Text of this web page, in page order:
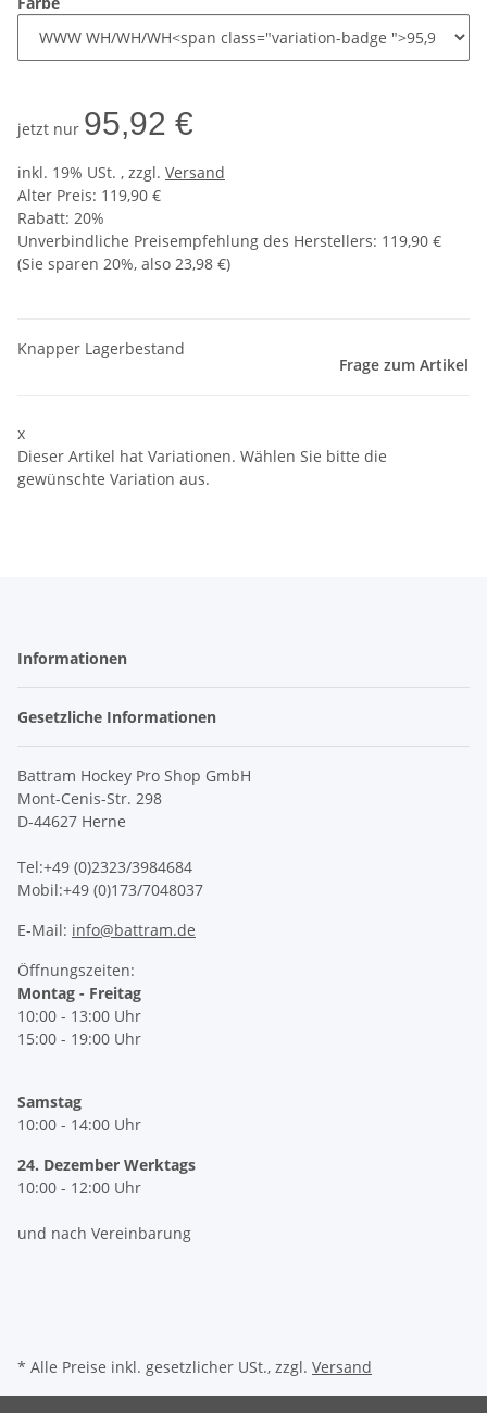
jetzt nur 95,92 €
inkl. 19% USt. , zzgl. Versand
Alter Preis: 119,90 €
Rabatt: 20%
Unverbindliche Preisempfehlung des Herstellers: 119,90 €
(Sie sparen 20%, also 23,98 €)
Knapper Lagerbestand
Frage zum Artikel
x
Dieser Artikel hat Variationen. Wählen Sie bitte die
gewünschte Variation aus.
Informationen
Gesetzliche Informationen
Battram Hockey Pro Shop GmbH
Mont-Cenis-Str. 298
D-44627 Herne
Tel:+49 (0)2323/3984684
Mobil:+49 (0)173/7048037
E-Mail: info@battram.de
Öffnungszeiten:
Montag - Freitag
10:00 - 13:00 Uhr
15:00 - 19:00 Uhr
Samstag
10:00 - 14:00 Uhr
24. Dezember Werktags
10:00 - 12:00 Uhr
und nach Vereinbarung
* Alle Preise inkl. gesetzlicher USt., zzgl. Versand